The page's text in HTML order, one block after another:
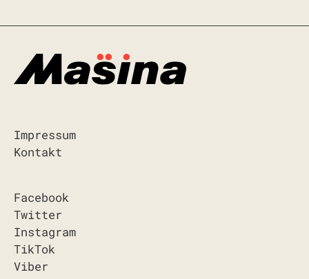
Impressum
Kontakt
Facebook
Twitter
Instagram
TikTok
Viber